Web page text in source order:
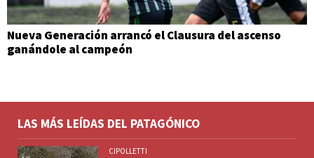
Nueva Generación arrancó el Clausura del ascenso
ganándole al campeón
LAS MÁS LEÍDAS DEL PATAGÓNICO
CIPOLLETTI